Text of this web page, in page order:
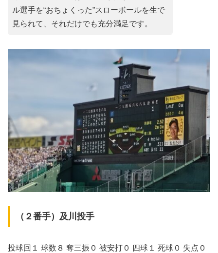
ル選手を“おちょくった”スローボールを生で
見られて、それだけでも充分満足です。
（２番手）及川投手
投球回１ 球数８ 奪三振０ 被安打０ 四球１ 死球０ 失点０